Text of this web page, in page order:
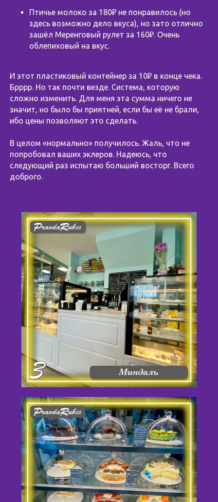
Птичье молоко за 180₽ не понравилось (но
здесь возможно дело вкуса), но зато отлично
зашёл Меренговый рулет за 160₽. Очень
облепиховый на вкус.
И этот пластиковый контейнер за 10₽ в конце чека.
Брррр. Но так почти везде. Система, которую
сложно изменить. Для меня эта сумма ничего не
значит, но было бы приятней, если бы её не брали,
ибо цены позволяют это сделать.
В целом «нормально» получилось. Жаль, что не
попробовал ваших эклеров. Надеюсь, что
следующий раз испытаю больший восторг. Всего
доброго.